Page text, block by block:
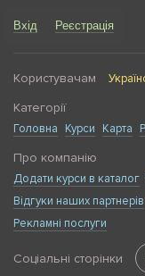
Вхід Реєстрація
Користувачам
Категорії
Головна Курси Карта
Про компанію
Додати курси в каталог
Відгуки наших партнерів
Рекламні послуги
Соціальні сторінки